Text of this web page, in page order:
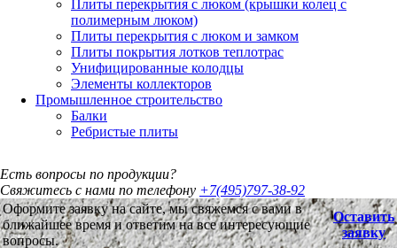
Плиты перекрытия с люком (крышки колец с
полимерным люком)
Плиты перекрытия с люком и замком
Плиты покрытия лотков теплотрас
Унифицированные колодцы
Элементы коллекторов
Промышленное строительство
Балки
Ребристые плиты
Есть вопросы по продукции?
Свяжитесь с нами по телефону +7(495)797-38-92
Оформите заявку на сайте, мы свяжемся с вами в
ближайшее время и ответим на все интересующие
вопросы.
Оставить
заявку